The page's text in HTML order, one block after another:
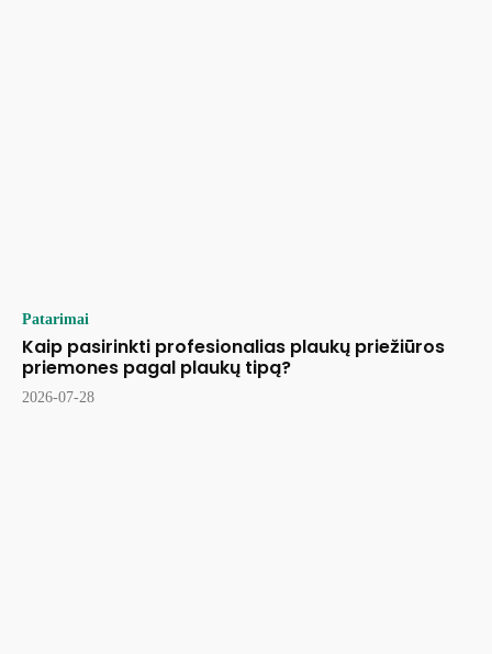
Patarimai
Kaip pasirinkti profesionalias plaukų priežiūros
priemones pagal plaukų tipą?
2026-07-28